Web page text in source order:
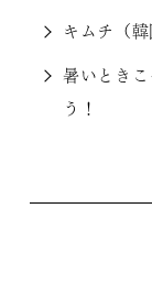
キムチ（
暑いとき
う！